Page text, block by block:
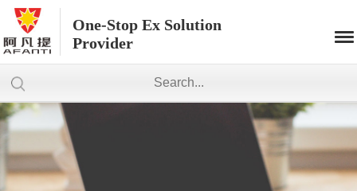
One-Stop Ex Solution
Provider